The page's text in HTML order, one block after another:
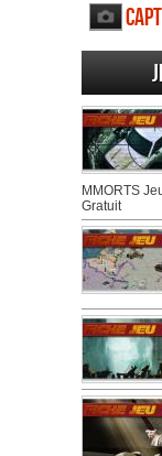
MMORTS
Gratuit